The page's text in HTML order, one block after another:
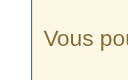
Vous